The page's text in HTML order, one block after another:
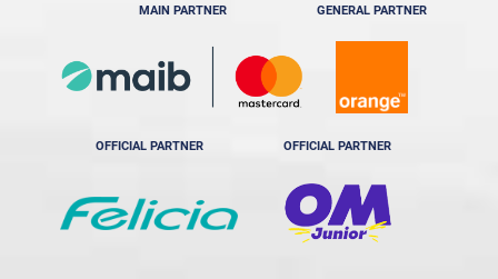
MAIN PARTNER GENERAL PARTNER
OFFICIAL PARTNER OFFICIAL PARTNER